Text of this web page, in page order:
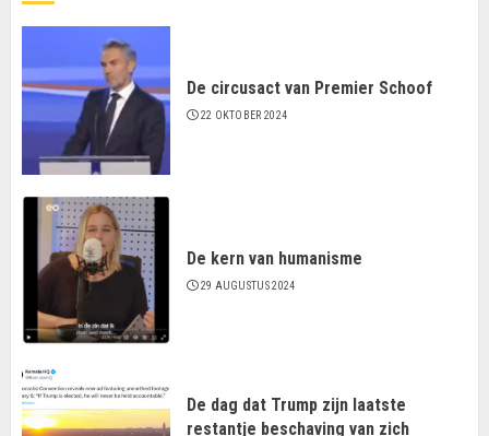
De circusact van Premier Schoof
22 OKTOBER 2024
De kern van humanisme
29 AUGUSTUS 2024
De dag dat Trump zijn laatste
restantje beschaving van zich